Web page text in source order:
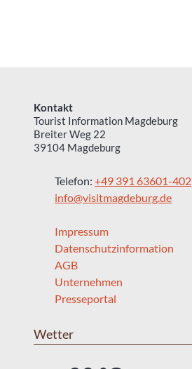
Kontakt
Tourist Information Magdeburg
Breiter Weg 22
39104 Magdeburg
Telefon: +49 391 63601-402
info@visitmagdeburg.de
Impressum
Datenschutzinformation
AGB
Unternehmen
Presseportal
Wetter